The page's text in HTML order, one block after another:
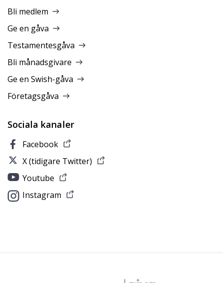
Bli medlem
Ge en gåva
Testamentesgåva
Bli månadsgivare
Ge en Swish-gåva
Företagsgåva
Sociala kanaler
Facebook
X (tidigare Twitter)
Youtube
Instagram